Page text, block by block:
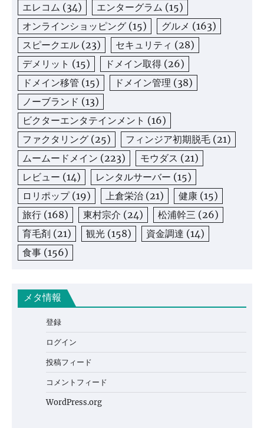
エレコム (34) エンターグラム (15)
オンラインショッピング (15) グルメ (163)
スピークエル (23) セキュリティ (28)
デメリット (15) ドメイン取得 (26)
ドメイン移管 (15) ドメイン管理 (38)
ノーブランド (13)
ビクターエンタテインメント (16)
ファクタリング (25) フィンジア初期脱毛 (21)
ムームードメイン (223) モウダス (21)
レビュー (14) レンタルサーバー (15)
ロリポップ(19) 上倉栄治 (21) 健康 (15)
旅行 (168) 東村宗介 (24) 松浦幹三 (26)
育毛剤 (21) 観光 (158) 資金調達 (14)
食事 (156)
メタ情報
登録
ログイン
投稿フィード
コメントフィード
WordPress.org